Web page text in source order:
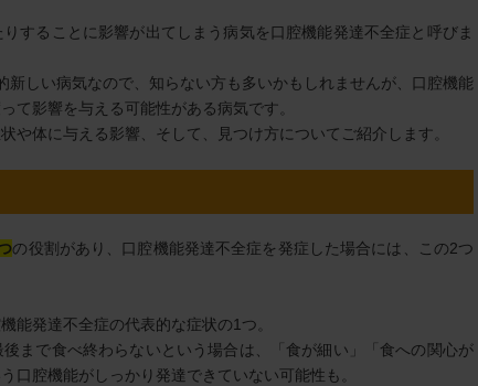
することに影響が出てしまう病気を口腔機能発達不全症と呼びま
新しい病気なので、知らない方も多いかもしれませんが、口腔機能
て影響を与える可能性がある病気です。
や体に与える影響、そして、見つけ方についてご紹介します。
の役割があり、口腔機能発達不全症を発症した場合には、この2つ
能発達不全症の代表的な症状の1つ。
まで食べ終わらないという場合は、「食が細い」「食への関心が
口腔機能がしっかり発達できていない可能性も。